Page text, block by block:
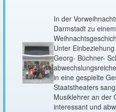
In der
Darmstadt zu
Unter
Georg- Büchner-
in eine gespielte
Staatstheaters
Musiklehrer an der
interessant und